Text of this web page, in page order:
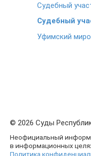
Судебный
Судебный
Уфимский
© 2026 Суды
Неофициальный
в информационных
Политика